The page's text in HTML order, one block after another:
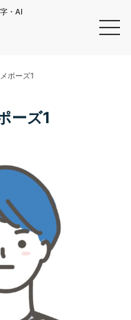
・AI
ポーズ1
ーズ1